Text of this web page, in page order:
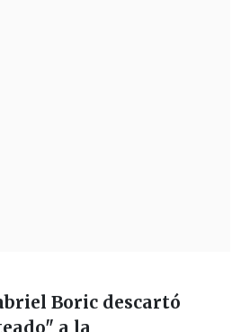
Boric descartó
a la